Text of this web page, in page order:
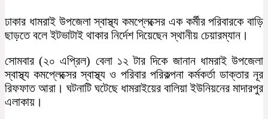
ঢাকার ধামরাই উপজেলা স্বাস্থ্য কমপ্লেক্সের এক কর্মীর পরিবারকে বাড়ি
ছাড়তে বলে ইটভাটাই থাকার নির্দেশ দিয়েছেন স্থানীয় চেয়ারম্যান।
সোমবার (২০ এপ্রিল) বেলা ১২ টার দিকে জানান ধামরাই উপজেলা
স্বাস্থ্য কমপ্লেক্সের স্বাস্থ্য ও পরিবার পরিকল্পনা কর্মকর্তা ডাক্তার নূর
রিফফাত আরা। ঘটনাটি ঘটেছে ধামরাইয়ের বালিয়া ইউনিয়নের মাদারপুর
এলাকায়।